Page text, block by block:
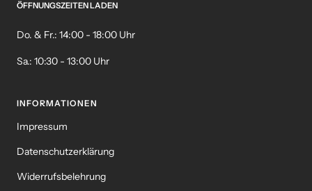
ÖFFNUNGSZEITEN LADEN
Do. & Fr.: 14:00 - 18:00 Uhr
Sa.: 10:30 - 13:00 Uhr
INFORMATIONEN
Impressum
Datenschutzerklärung
Widerrufsbelehrung